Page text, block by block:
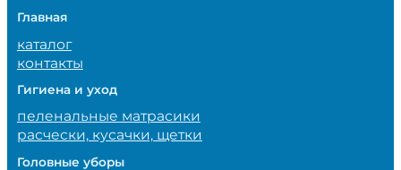
Главная
каталог
контакты
Гигиена и уход
пеленальные матрасики
расчески, кусачки, щетки
Головные уборы